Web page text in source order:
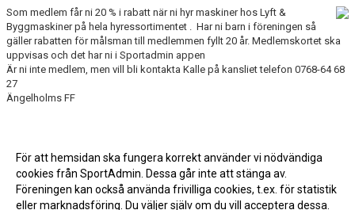
Som medlem får ni 20 % i rabatt när ni hyr maskiner hos Lyft &
Byggmaskiner på hela hyressortimentet . Har ni barn i föreningen så
gäller rabatten för målsman till medlemmen fyllt 20 år. Medlemskortet ska
uppvisas och det har ni i Sportadmin appen
Är ni inte medlem, men vill bli kontakta Kalle på kansliet telefon 0768-64 68
27
Ängelholms FF
Fler nyheter >>
För att hemsidan ska fungera korrekt använder vi nödvändiga
cookies från SportAdmin. Dessa går inte att stänga av.
Föreningen kan också använda frivilliga cookies, t.ex. för statistik
eller marknadsföring. Du väljer själv om du vill acceptera dessa.